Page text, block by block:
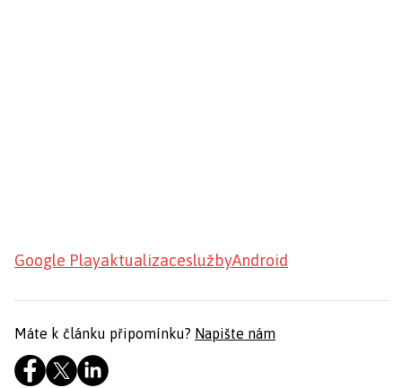
Google PlayaktualizaceslužbyAndroid
Máte k článku připomínku? Napište nám